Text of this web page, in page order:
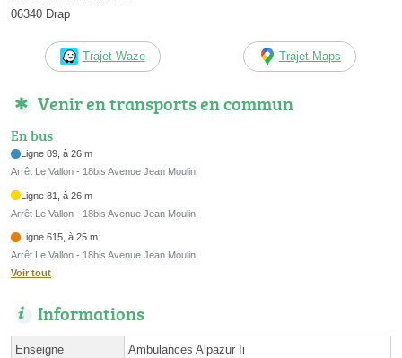
06340 Drap
Trajet Waze Trajet Maps
Venir en transports en commun
En bus
Ligne 89, à 26 m
Arrêt Le Vallon - 18bis Avenue Jean Moulin
Ligne 81, à 26 m
Arrêt Le Vallon - 18bis Avenue Jean Moulin
Ligne 615, à 25 m
Arrêt Le Vallon - 18bis Avenue Jean Moulin
Voir tout
Informations
Enseigne Ambulances Alpazur Ii